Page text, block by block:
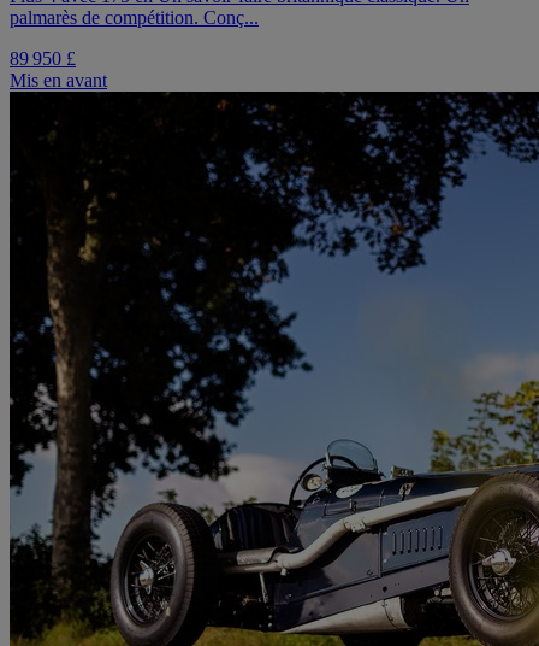
palmarès de compétition. Conç...
89 950 £
Mis en avant